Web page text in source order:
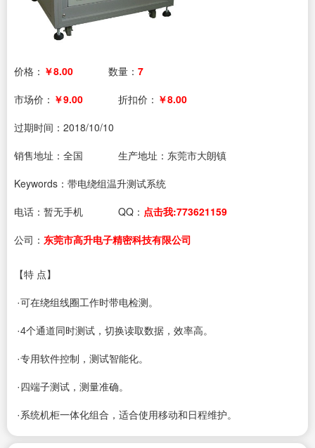
价格： ￥8.00 数量： 7
市场价： ￥9.00 折扣价： ￥8.00
过期时间： 2018/10/10
销售地址：全国
生产地址：东莞市大朗镇
Keywords：带电绕组温升测试系统
电话： 暂无手机 QQ： 点击我:773621159
公司： 东莞市高升电子精密科技有限公司
【特 点】
·可在绕组线圈工作时带电检测。
·4个通道同时测试，切换读取数据，效率高。
·专用软件控制，测试智能化。
·四端子测试，测量准确。
·系统机柜一体化组合，适合使用移动和日程维护。